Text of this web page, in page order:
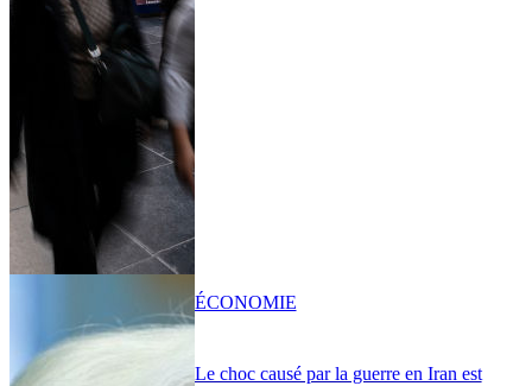
Le choc causé par la guerre en Iran est
ÉCONOMIE